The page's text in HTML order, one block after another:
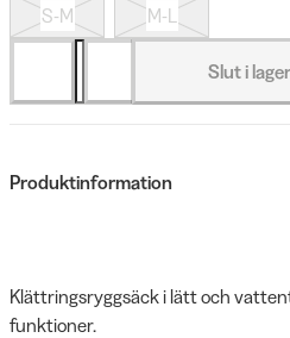
S-M M-L
Slut i
Produktinformation
Klättringsryggsäck i lätt och
funktioner.